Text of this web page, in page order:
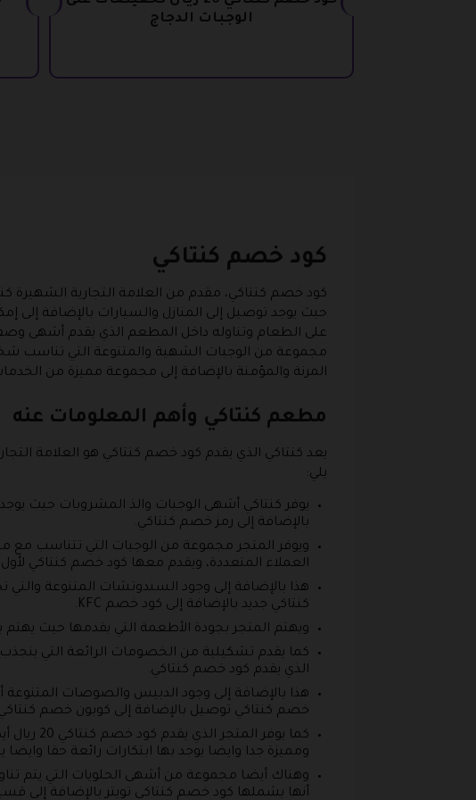
الوجبات الدجاج
كود خصم كنتاكي
كود خصم كنتاكي، مقدم من العلامة التجارية الشهيرة
حيث يوجد توصيل إلى المنازل والسيارات بالإضافة
على الطعام وتناوله داخل المطعم الذي يقدم أشهى
مجموعة من الوجبات الشهية والمتنوعة التي تناسب
المرنة والمؤمنة بالإضافة إلى مجموعة مميزة من
مطعم كنتاكي وأهم المعلومات عنه
يعد كنتاكي الذي يقدم كود خصم كنتاكي هو العلامة
يلي:
يوفر كنتاكي أشهى الوجبات والذ المشروبات حيث
بالإضافة إلى رمز خصم كنتاكي.
ويوفر المتجر مجموعة من الوجبات التي تتناسب مع
العملاء المتعددة، ويقدم معها كود خصم كنتاكي
هذا بالإضافة إلى وجود السندوتشات المتنوعة
كنتاكي جديد بالإضافة إلى كود خصم KFC.
ويهتم المتجر بجودة الأطعمة التي يقدمها حيث
كما يقدم تشكيلية من الخصومات الرائعة التي
الذي يقدم كود خصم كنتاكي.
هذا بالإضافة إلى وجود الدبيس والصوصات
خصم كنتاكي توصيل بالإضافة إلى كوبون خصم
كما
ومميزة جدا وايضا يوجد بها ابتكارات رائعة حقا وايضا ينطبق عليها
وهناك أيضا مجموعة من أشهى الحلويات التي يتم
أنها يشملها كود خصم كنتاكي تويتر بالإضافة إلى